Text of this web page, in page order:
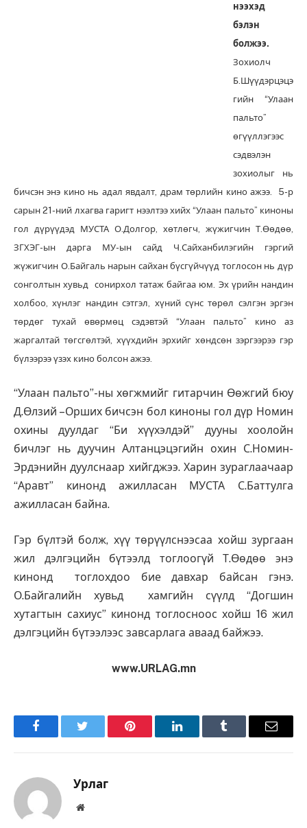
нээхэд
бэлэн
болжээ.
Зохиолч
Б.Шүүдэрцэцэ
гийн “Улаан
пальто”
өгүүллэгээс
сэдвэлэн
зохиолыг нь
бичсэн энэ кино нь адал явдалт, драм төрлийн кино ажээ. 5-р
сарын 21-ний лхагва гаригт нээлтээ хийх “Улаан пальто” киноны
гол дүрүүдэд МУСТА О.Долгор, хөтлөгч, жүжигчин Т.Өөдөө,
ЗГХЭГ-ын дарга МУ-ын сайд Ч.Сайханбилэгийн гэргий
жүжигчин О.Байгаль нарын сайхан бүсгүйчүүд тоглосон нь дүр
сонголтын хувьд сонирхол татаж байгаа юм. Эх үрийн нандин
холбоо, хүнлэг нандин сэтгэл, хүний сүнс төрөл сэлгэн эргэн
төрдөг тухай өвөрмөц сэдэвтэй “Улаан пальто” кино аз
жаргалтай төгсгөлтэй, хүүхдийн эрхийг хөндсөн зэргээрээ гэр
бүлээрээ үзэх кино болсон ажээ.
“Улаан пальто”-ны хөгжмийг гитарчин Өөжгий бюу
Д.Өлзий –Орших бичсэн бол киноны гол дүр Номин
охины дуулдаг “Би хүүхэлдэй” дууны хоолойн
бичлэг нь дуучин Алтанцэцэгийн охин С.Номин-
Эрдэнийн дуулснаар хийгджээ. Харин зураглаачаар
“Аравт” кинонд ажилласан МУСТА С.Баттулга
ажилласан байна.
Гэр бүлтэй болж, хүү төрүүлснээсаа хойш зургаан
жил дэлгэцийн бүтээлд тоглоогүй Т.Өөдөө энэ
кинонд тоглохдоо бие давхар байсан гэнэ.
О.Байгалийн хувьд хамгийн сүүлд “Догшин
хутагтын сахиус” кинонд тоглосноос хойш 16 жил
дэлгэцийн бүтээлээс завсарлага аваад байжээ.
www.URLAG.mn
FacebookTwitter Pinterest LinkedInTumblr Имэйл
Урлаг
Вэбсайт